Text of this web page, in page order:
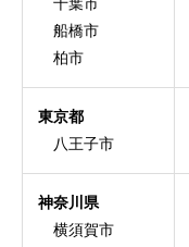
千葉市
船橋市
柏市
東京都
八王子市
神奈川県
横須賀市